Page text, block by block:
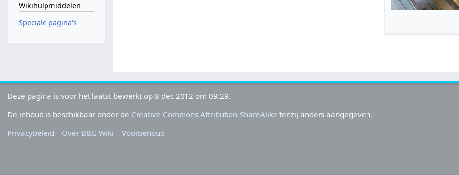
Wikihulpmiddelen
Speciale pagina's
Deze pagina is voor het laatst bewerkt op 8 dec 2012 om 09:29.
De inhoud is beschikbaar onder de Creative Commons Attribution-ShareAlike tenzij anders aangegeven.
Privacybeleid
Over B&G Wiki Voorbehoud